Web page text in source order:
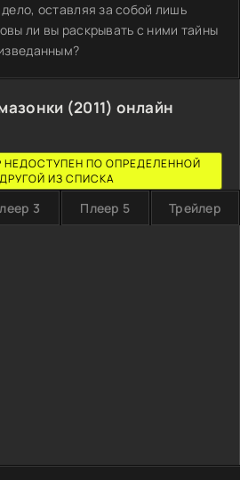
оставляя за собой лишь
ли вы раскрывать с ними тайны
(2011) онлайн
НЕДОСТУПЕН ПО ОПРЕДЕЛЕННОЙ
ИЗ СПИСКА
3 Плеер 5 Трейлер